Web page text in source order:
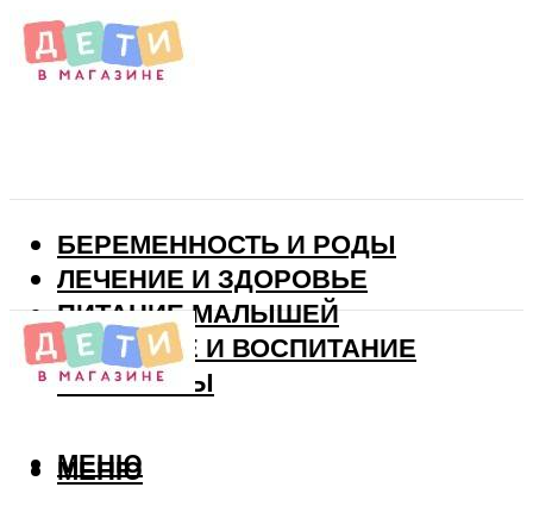
БЕРЕМЕННОСТЬ И РОДЫ
ЛЕЧЕНИЕ И ЗДОРОВЬЕ
ПИТАНИЕ МАЛЫШЕЙ
РАЗВИТИЕ И ВОСПИТАНИЕ
ВИТАМИНЫ
МЕНЮ
МЕНЮ